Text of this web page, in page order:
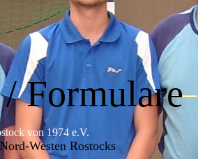
Formulare
von 1974 e.V.
Westen Rostocks